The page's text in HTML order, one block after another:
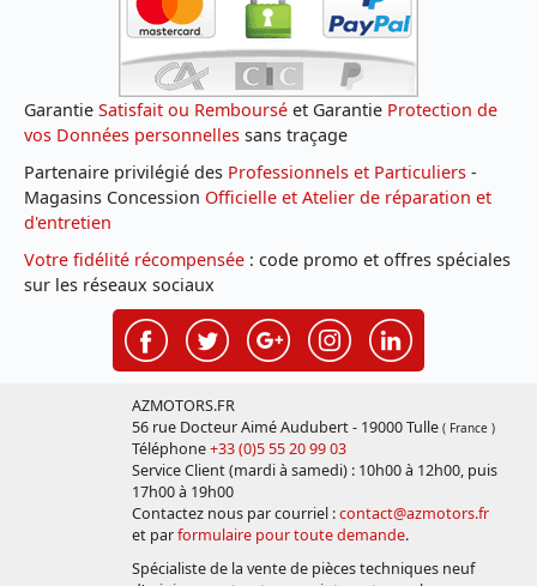
Garantie Satisfait ou Remboursé et Garantie Protection de
vos Données personnelles sans traçage
Partenaire privilégié des Professionnels et Particuliers -
Magasins Concession Officielle et Atelier de réparation et
d'entretien
Votre fidélité récompensée : code promo et offres spéciales
sur les réseaux sociaux
AZMOTORS.FR
56 rue Docteur Aimé Audubert - 19000 Tulle ( France )
Téléphone+33 (0)5 55 20 99 03
Service Client (mardi à samedi) : 10h00 à 12h00, puis
17h00 à 19h00
Contactez nous par courriel :contact@azmotors.fr
et parformulaire pour toute demande.
Spécialiste de la vente de pièces techniques neuf